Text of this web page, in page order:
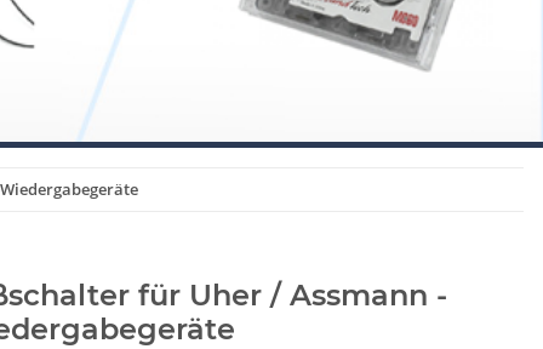
für Uher / Assmann -